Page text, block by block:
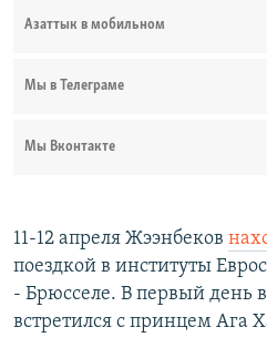
Азаттык в мобильном
Мы в Телеграме
Мы Вконтакте
11-12 апреля Жээнбеков
поездкой в институты
- Брюсселе. В первый день
встретился с принцем Ага